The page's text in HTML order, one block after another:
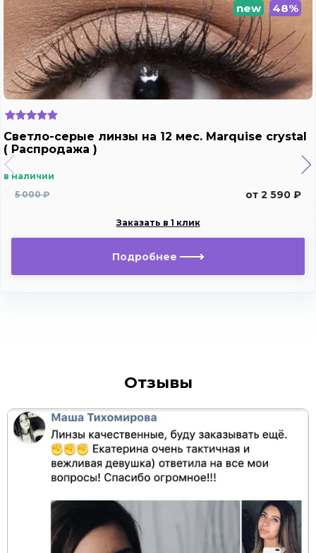
new 48%
Светло-серые линзы на 12 мес. Marquise crystal
( Распродажа )
в наличии
5 000 ₽
от 2 590 ₽
Заказать в 1 клик
Подробнее
Отзывы